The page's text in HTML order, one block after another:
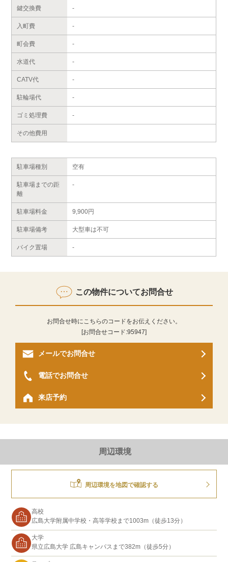
鍵交換費 -
入町費 -
町会費 -
水道代 -
CATV代 -
駐輪場代 -
ゴミ処理費 -
その他費用
駐車場種別 空有
駐車場までの距
離
-
駐車場料金 9,900円
駐車場備考 大型車は不可
バイク置場 -
この物件についてお問合せ
お問合せ時にこちらのコードをお伝えください。
[お問合せコード:95947]
メールでお問合せ
来店予約
電話でお問合せ
周辺環境
周辺環境を地図で確認する
高校
広島大学附属中学校・高等学校まで1003m（徒歩13分）
大学
県立広島大学 広島キャンパスまで382m（徒歩5分）